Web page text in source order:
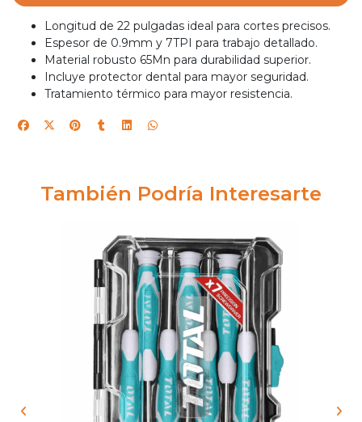
Longitud de 22 pulgadas ideal para cortes precisos.
Espesor de 0.9mm y 7TPI para trabajo detallado.
Material robusto 65Mn para durabilidad superior.
Incluye protector dental para mayor seguridad.
Tratamiento térmico para mayor resistencia.
También Podría Interesarte